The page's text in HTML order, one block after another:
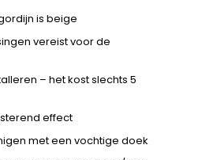
is beige
vereist voor de
– het kost slechts 5
effect
met een vochtige doek